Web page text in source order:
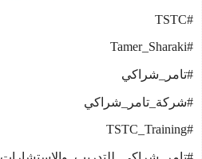
#TSTC
#Tamer_Sharaki
#تامر_شراكي
#شركة_تامر_شراكي
#TSTC_Training